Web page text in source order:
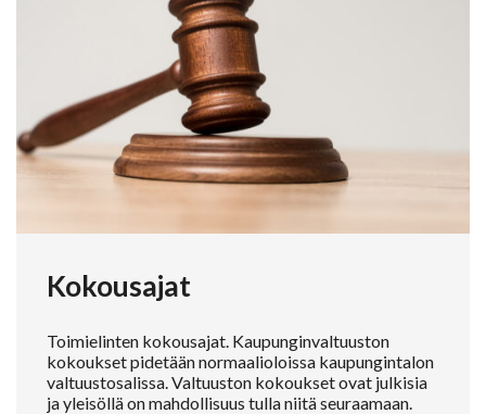
Kokousajat
Toimielinten kokousajat. Kaupunginvaltuuston
kokoukset pidetään normaalioloissa kaupungintalon
valtuustosalissa. Valtuuston kokoukset ovat julkisia
ja yleisöllä on mahdollisuus tulla niitä seuraamaan.